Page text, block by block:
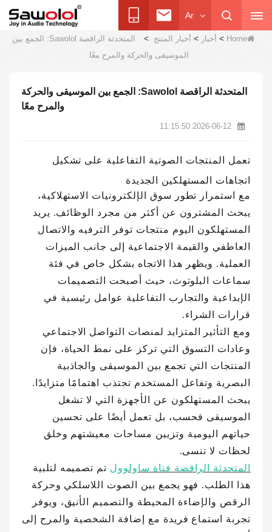
Ar
Home
> أخبار > أخبار المنتج >
المتحدثة الراقصة Sawolol: الجمع بين
الموسيقى والحركة والمرح معًا
المتحدثة الراقصة Sawolol: الجمع بين الموسيقى والحركة
والمرح معًا
2026-06-12 11:15:50
تعمل المنتجات الصوتية التفاعلية على تشكيل
اتجاهات المستهلكين الجديدة
مع استمرار تطور سوق الإلكترونيات الاستهلاكية،
يبحث المشترون عن أكثر من مجرد الوظائف. يريد
المستهلكون اليوم منتجات توفر الترفيه والاتصال
العاطفي والقيمة الاجتماعية إلى جانب الميزات
العملية. ويظهر هذا الاتجاه بشكل خاص في فئة
سماعات البلوتوث، حيث أصبحت التصميمات
الإبداعية والتجارب التفاعلية عوامل رئيسية في
قرارات الشراء.
ومع التأثير المتزايد لمنصات التواصل الاجتماعي
وعادات التسوق التي تركز على نمط الحياة، فإن
المنتجات التي تجمع بين الموسيقى والجاذبية
البصرية وتفاعل المستخدم تجتذب اهتمامًا متزايدًا.
يبحث المستهلكون عن الأجهزة التي لا تشغل
الموسيقى فحسب، بل تعمل أيضًا على تحسين
حياتهم اليومية وتزيين مساحات معيشتهم وخلق
لحظات لا تنسى.
المتحدثة الراقصة فتاة ساولوول تم تصميمه لتلبية
هذا الطلب. فهو يجمع بين الصوت اللاسلكي وحركة
الرقص والإضاءة المحيطة والتصميم الأنيق، ويوفر
تجربة استماع فريدة مع إضافة الشخصية والمرح إلى